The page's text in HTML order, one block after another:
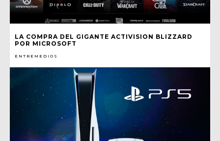
LA COMPRA DEL GIGANTE ACTIVISION BLIZZARD
POR MICROSOFT
ENTREMEDIOS